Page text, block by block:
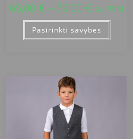
65,00 € – 79,00 € su PVM
Pasirinkti savybes